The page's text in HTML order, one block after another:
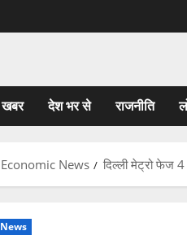
खबर देश भर से राजनीति
News दिल्ली मेट्रो फेज